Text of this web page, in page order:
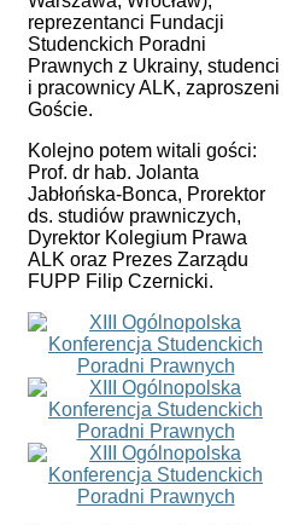
reprezentanci Fundacji
Studenckich Poradni
Prawnych z Ukrainy, studenci
i pracownicy ALK, zaproszeni
Goście.
Kolejno potem witali gości:
Prof. dr hab. Jolanta
Jabłońska-Bonca, Prorektor
ds. studiów prawniczych,
Dyrektor Kolegium Prawa
ALK oraz Prezes Zarządu
FUPP Filip Czernicki.